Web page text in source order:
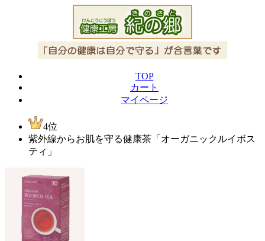
TOP
カート
マイページ
4位
紫外線からお肌を守る健康茶「オーガニックルイボス
ティ」